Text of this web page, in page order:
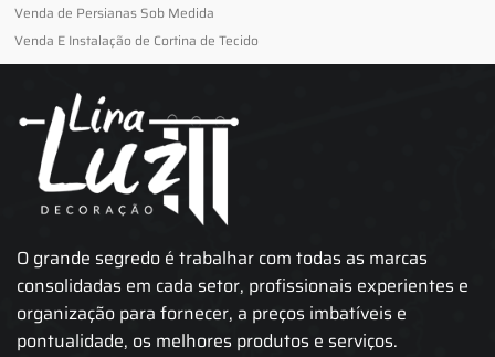
Venda de Persianas Sob Medida
Venda E Instalação de Cortina de Tecido
O grande segredo é trabalhar com todas as marcas
consolidadas em cada setor, profissionais experientes e
organização para fornecer, a preços imbatíveis e
pontualidade, os melhores produtos e serviços.